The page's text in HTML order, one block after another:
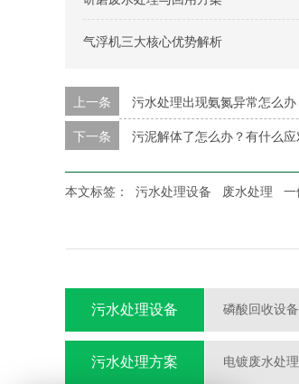
气浮机三大核心优势解析
上一条
污水处理出现氨氮异常怎么办
下一条 污泥解体了怎么办？有什么应
本文标签： 污水处理设备 废水处理
污水处理设备 磷酸回收设备
污水处理自
污水处理方案 电镀废水处理